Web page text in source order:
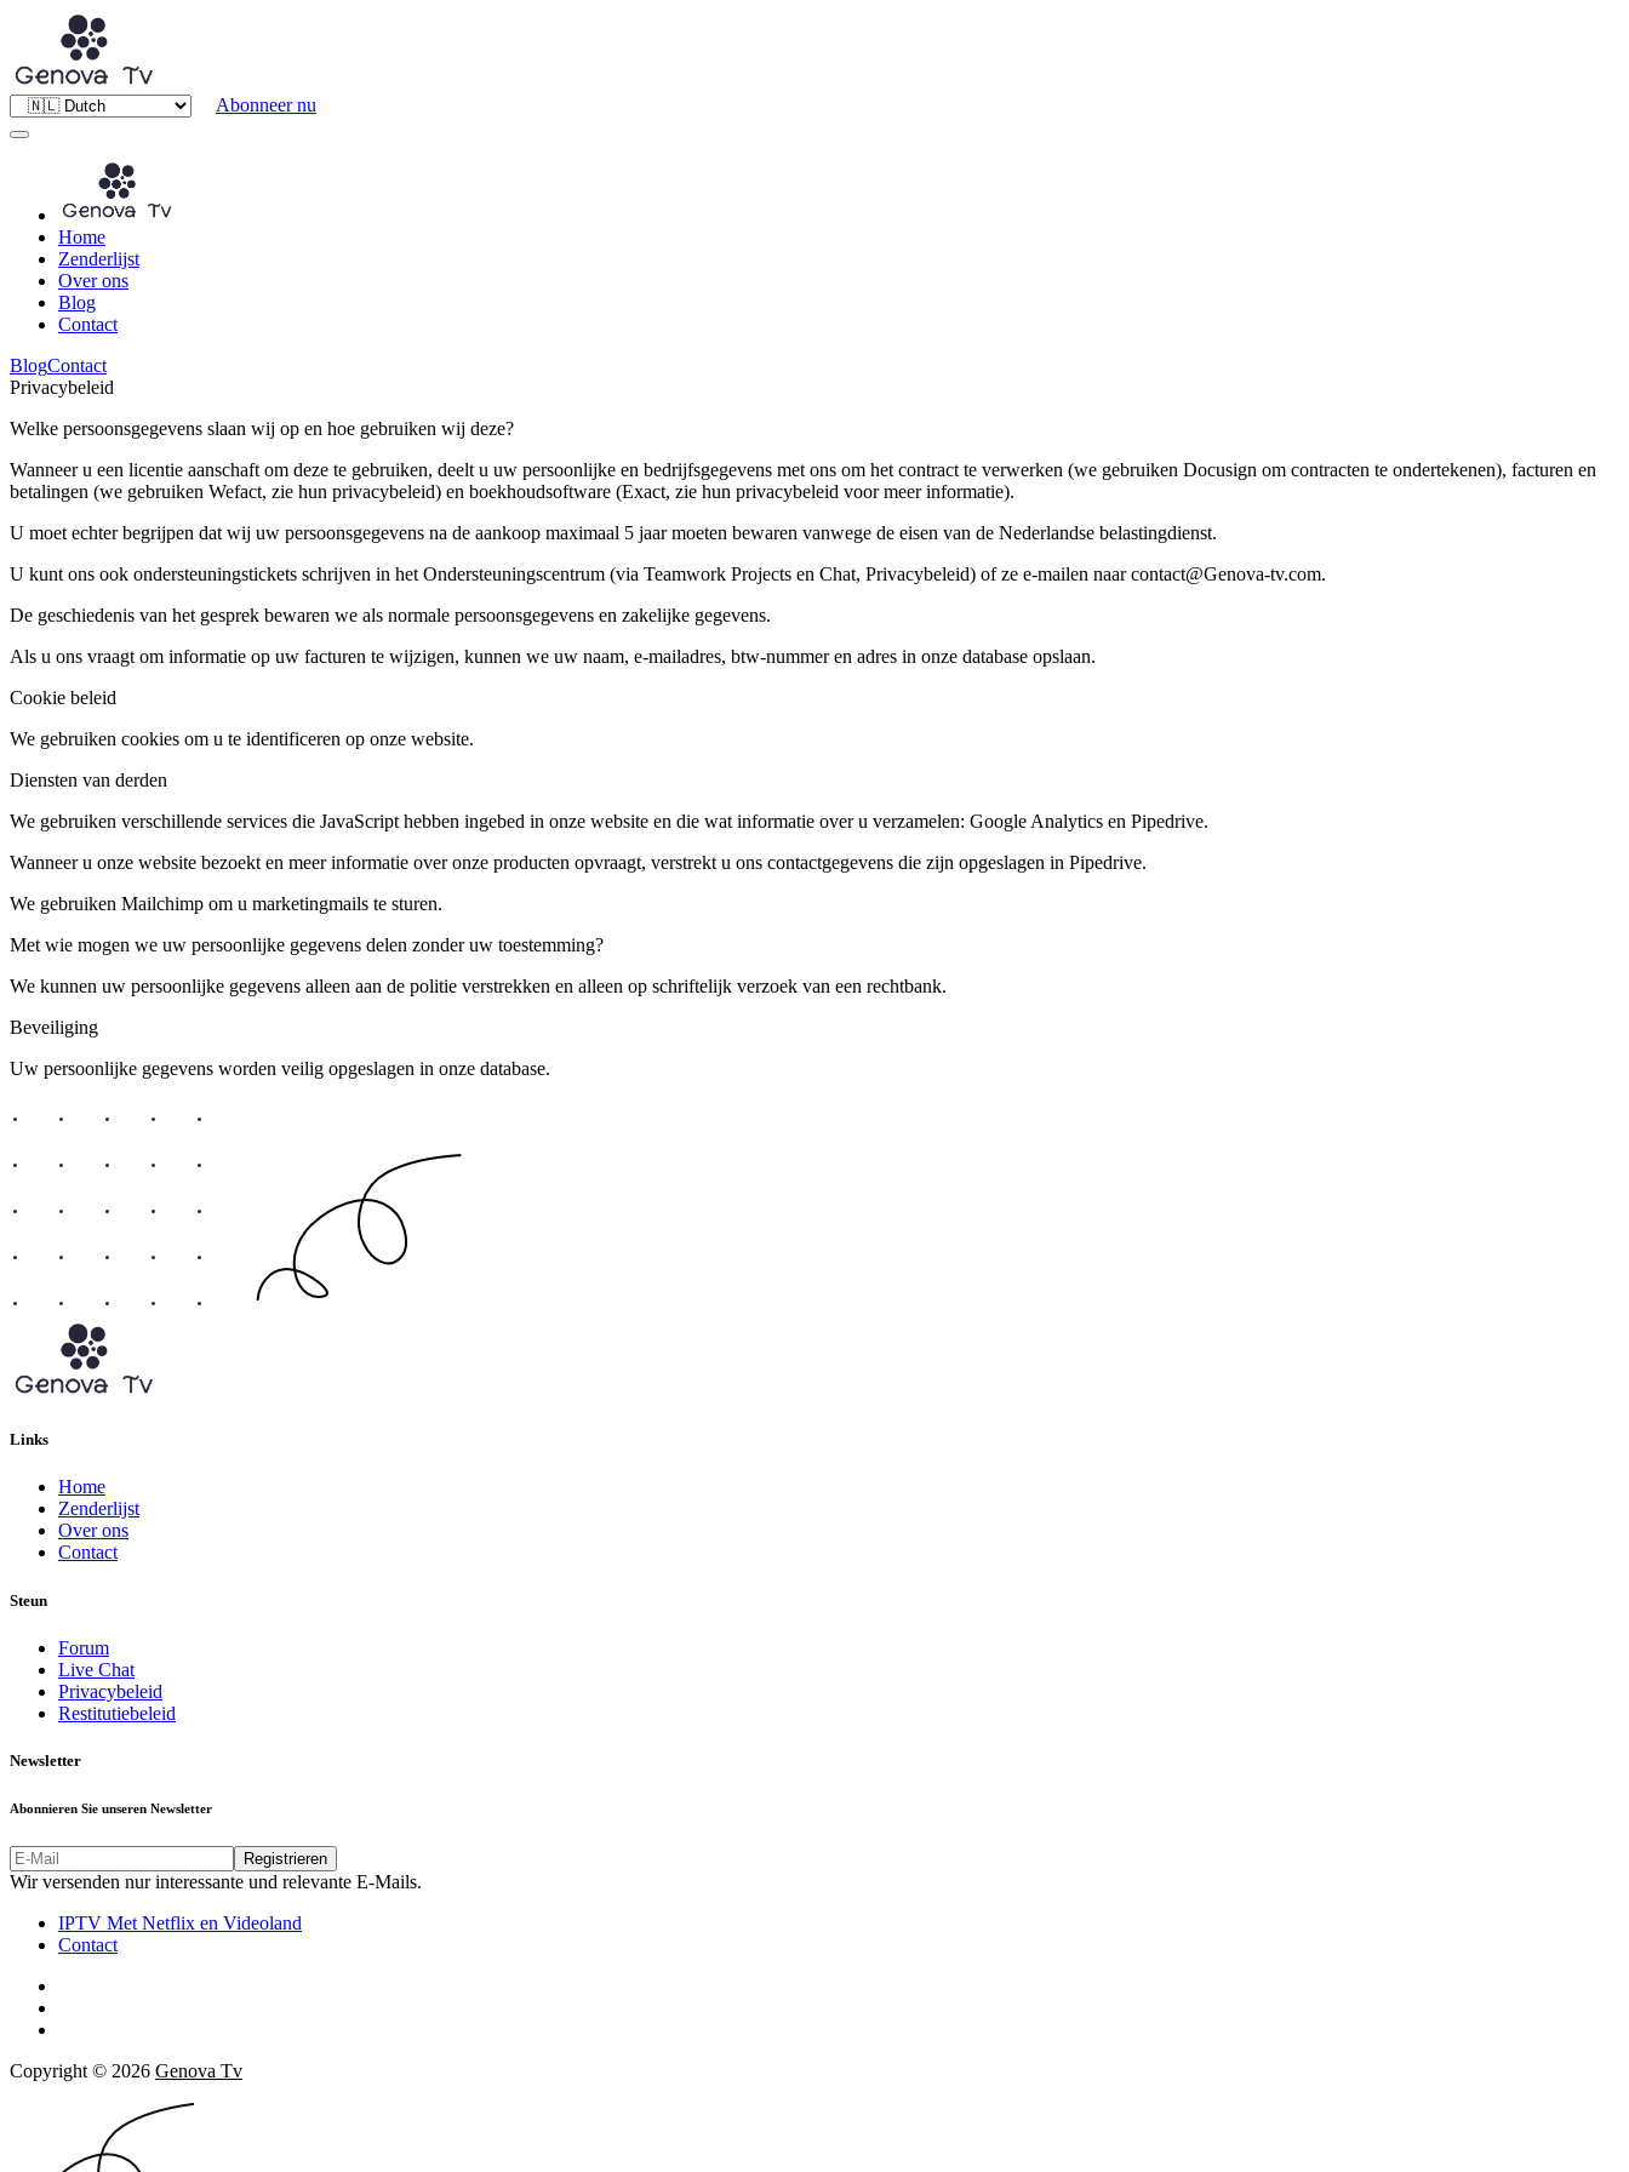
Abonneer nu
Home
Zenderlijst
Over ons
Blog
Contact
BlogContact
Privacybeleid
Welke persoonsgegevens slaan wij op en hoe gebruiken wij deze?
Wanneer u een licentie aanschaft om deze te gebruiken, deelt u uw persoonlijke en bedrijfsgegevens met ons om het contract te verwerken (we gebruiken Docusign om contracten te ondertekenen), facturen en
betalingen (we gebruiken Wefact, zie hun privacybeleid) en boekhoudsoftware (Exact, zie hun privacybeleid voor meer informatie).
U moet echter begrijpen dat wij uw persoonsgegevens na de aankoop maximaal 5 jaar moeten bewaren vanwege de eisen van de Nederlandse belastingdienst.
U kunt ons ook ondersteuningstickets schrijven in het Ondersteuningscentrum (via Teamwork Projects en Chat, Privacybeleid) of ze e-mailen naar contact@Genova-tv.com.
De geschiedenis van het gesprek bewaren we als normale persoonsgegevens en zakelijke gegevens.
Als u ons vraagt ​​om informatie op uw facturen te wijzigen, kunnen we uw naam, e-mailadres, btw-nummer en adres in onze database opslaan.
Cookie beleid
We gebruiken cookies om u te identificeren op onze website.
Diensten van derden
We gebruiken verschillende services die JavaScript hebben ingebed in onze website en die wat informatie over u verzamelen: Google Analytics en Pipedrive.
Wanneer u onze website bezoekt en meer informatie over onze producten opvraagt, verstrekt u ons contactgegevens die zijn opgeslagen in Pipedrive.
We gebruiken Mailchimp om u marketingmails te sturen.
Met wie mogen we uw persoonlijke gegevens delen zonder uw toestemming?
We kunnen uw persoonlijke gegevens alleen aan de politie verstrekken en alleen op schriftelijk verzoek van een rechtbank.
Beveiliging
Uw persoonlijke gegevens worden veilig opgeslagen in onze database.
Links
Home
Zenderlijst
Over ons
Contact
Steun
Forum
Live Chat
Privacybeleid
Restitutiebeleid
Newsletter
Abonnieren Sie unseren Newsletter
Registrieren
Wir versenden nur interessante und relevante E-Mails.
IPTV Met Netflix en Videoland
Contact
Copyright © 2026 Genova Tv